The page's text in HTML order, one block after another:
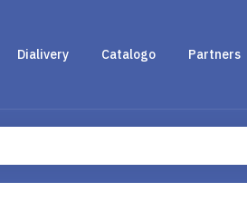
Dialivery Catalogo Partners